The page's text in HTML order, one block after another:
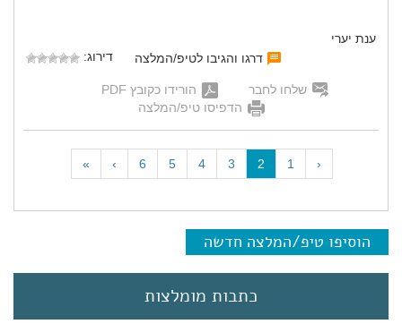
ענת יערי
דרגו והגיבו לטיפ/המלצה
דירוג:
שלחו לחבר
הורידו כקובץ PDF
הדפיסו טיפ/המלצה
‹
1
2
c
e
n
)
3
4
5
6
›
»
הוסיפו טיפ/המלצה חדשה
כתבות מומלצות